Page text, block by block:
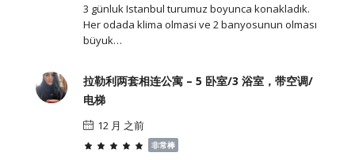
3 günluk Istanbul turumuz boyunca konakladık.
Her odada klima olmasi ve 2 banyosunun olması
büyuk…
拉勒利两套相连公寓 – 5 卧室/3 浴室，带空调/
电梯
12 月 之前
非常棒